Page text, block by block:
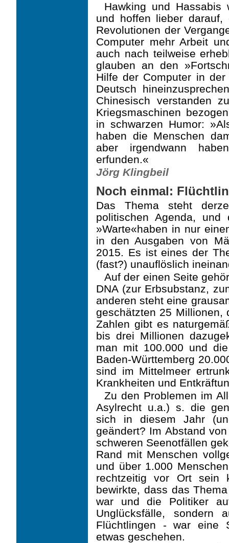
Hawking und
und hoffen lieber
Revolutionen der
Computer mehr Arbeit
auch nach teilweise
glauben an den
Hilfe der Computer in
Deutsch
Chinesisch verstanden
Kriegsmaschinen
in schwarzen Humor:
haben die Menschen
aber irgendwann
erfunden.«
Jörg Klingbeil
Noch einmal:
Das Thema steht
politischen Agenda,
»Warte«haben in nur
in den Ausgaben von
2015. Es ist eines der
(fast?) unauflöslich
Auf der einen Seite
DNA (zur Erbsubstanz,
anderen steht eine
geschätzten 25 Millionen,
Zahlen gibt es
bis drei Millionen
man mit 100.000 und
Baden-Württemberg
sind im Mittelmeer
Krankheiten und
Zu den Problemen im
Asylrecht u.a.) s. die
sich in diesem Jahr
geändert? Im Abstand
schweren Seenotfällen
Rand mit Menschen
und über 1.000
rechtzeitig vor Ort sein
bewirkte, dass das
war und die Politiker
Unglücksfälle, sondern
Flüchtlingen - war eine
etwas geschehen.